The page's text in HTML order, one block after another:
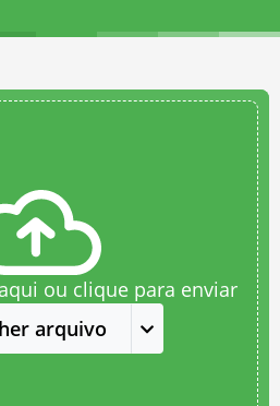
ou clique para enviar
arquivo